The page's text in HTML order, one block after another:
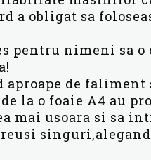
obligat sa
pentru nimeni sa
de
la o foaie A4 au
mai usoara si sa